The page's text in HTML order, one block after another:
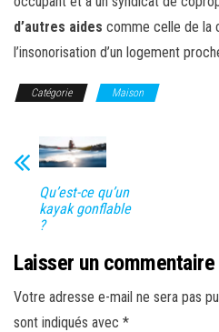
d’autres aides comme celle de la
l’insonorisation d’un logement
Catégorie Maison
Qu’est-ce qu’un
kayak gonflable
?
Laisser un commentaire
Votre adresse e-mail ne sera pas
sont indiqués avec *